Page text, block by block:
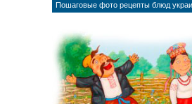
Пошаговые фото рецепты блюд